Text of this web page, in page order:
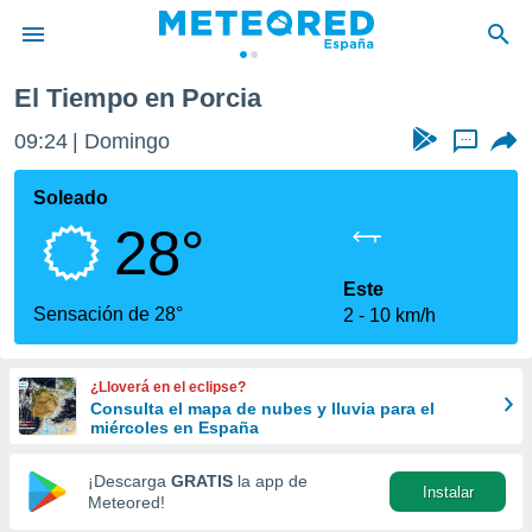
de
por
que se
calidad.
a este
las
y
forma
digital
basada
El Tiempo en Porcia
09:24 Domingo ...
Soleado
28°
Sensación de 28°
Este
2
10 km/h
¿Lloverá en el eclipse?
Consulta el mapa de nubes y lluvia para el
miércoles en España
¡Descarga GRATIS la app de
Meteored!
Instalar